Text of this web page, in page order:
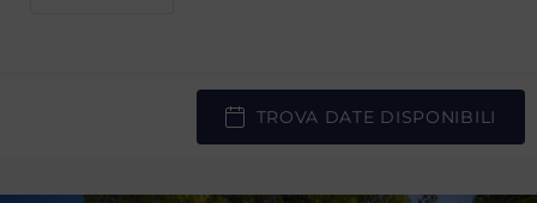
TROVA DATE DISPONIBILI